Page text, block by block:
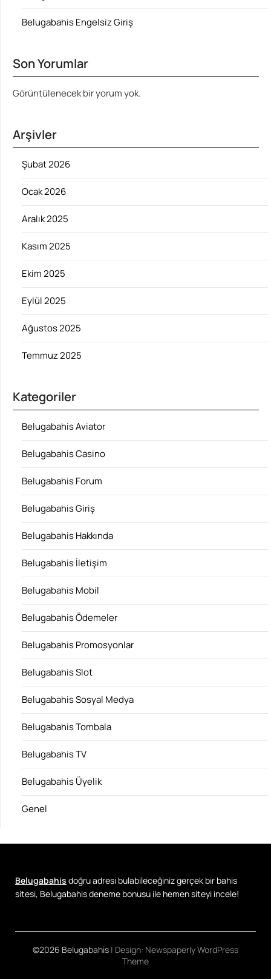
Belugabahis Engelsiz Giriş
Son Yorumlar
Görüntülenecek bir yorum yok.
Arşivler
Şubat 2026
Ocak 2026
Aralık 2025
Kasım 2025
Ekim 2025
Eylül 2025
Ağustos 2025
Temmuz 2025
Kategoriler
Belugabahis Aviator
Belugabahis Casino
Belugabahis Forum
Belugabahis Giriş
Belugabahis Hakkında
Belugabahis İletişim
Belugabahis Mobil
Belugabahis Ödemeler
Belugabahis Promosyonlar
Belugabahis Slot
Belugabahis Sosyal Medya
Belugabahis Tombala
Belugabahis TV
Belugabahis Üyelik
Genel
Belugabahis doğru adresi bulabileceğiniz gerçek bir bahis
sitesi, Belugabahis deneme bonusu ile hemen siteyi incele!
©2026 Belugabahis | Design: Newspaperly WordPress
Theme